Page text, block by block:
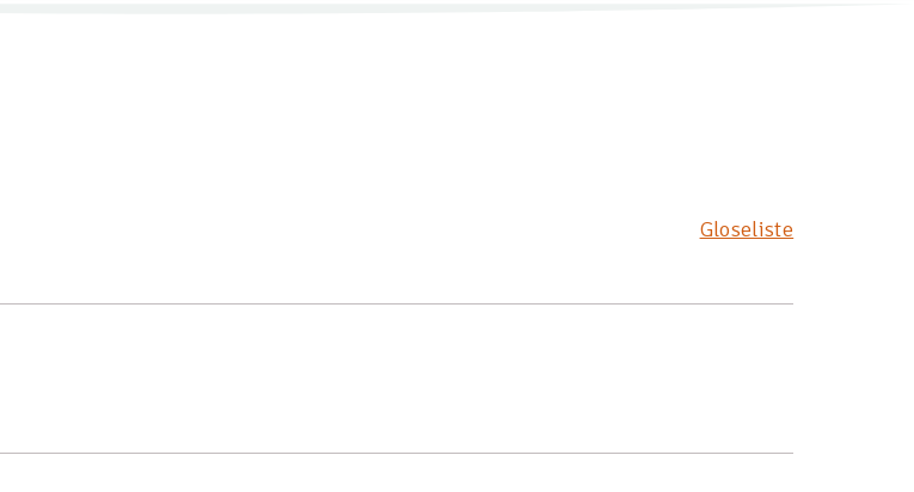
Gloseliste